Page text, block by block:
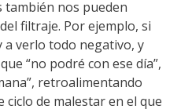
también nos pueden
filtraje. Por ejemplo, si
a verlo todo negativo, y
“no podré con ese día”,
retroalimentando
ciclo de malestar en el que